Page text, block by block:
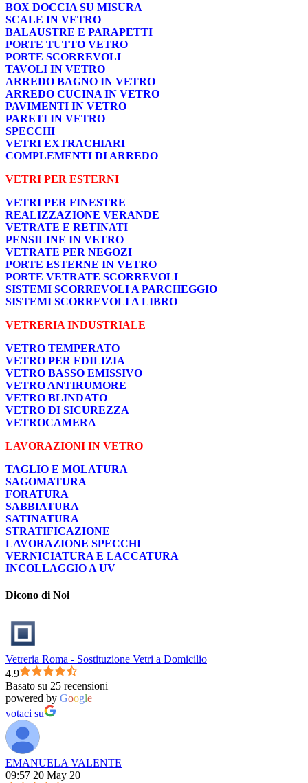
BOX DOCCIA SU MISURA
SCALE IN VETRO
BALAUSTRE E PARAPETTI
PORTE TUTTO VETRO
PORTE SCORREVOLI
TAVOLI IN VETRO
ARREDO BAGNO IN VETRO
ARREDO CUCINA IN VETRO
PAVIMENTI IN VETRO
PARETI IN VETRO
SPECCHI
VETRI EXTRACHIARI
COMPLEMENTI DI ARREDO
VETRI PER ESTERNI
VETRI PER FINESTRE
REALIZZAZIONE VERANDE
VETRATE E RETINATI
PENSILINE IN VETRO
VETRATE PER NEGOZI
PORTE ESTERNE IN VETRO
PORTE VETRATE SCORREVOLI
SISTEMI SCORREVOLI A PARCHEGGIO
SISTEMI SCORREVOLI A LIBRO
VETRERIA INDUSTRIALE
VETRO TEMPERATO
VETRO PER EDILIZIA
VETRO BASSO EMISSIVO
VETRO ANTIRUMORE
VETRO BLINDATO
VETRO DI SICUREZZA
VETROCAMERA
LAVORAZIONI IN VETRO
TAGLIO E MOLATURA
SAGOMATURA
FORATURA
SABBIATURA
SATINATURA
STRATIFICAZIONE
LAVORAZIONE SPECCHI
VERNICIATURA E LACCATURA
INCOLLAGGIO A UV
Dicono di Noi
Vetreria Roma - Sostituzione Vetri a Domicilio
4.9
Basato su 25 recensioni
powered by Google
votaci su
EMANUELA VALENTE
09:57 20 May 20